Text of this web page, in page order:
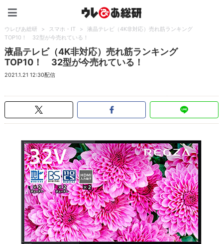
ウレぴあ総研 > スマホ・IT >
液晶テレビ（4K非対応）売れ筋ランキング
TOP10！ 32型が今売れている！
液晶テレビ（4K非対応）売れ筋ランキング
TOP10！ 32型が今売れている！
2021.1.21 12:30配信